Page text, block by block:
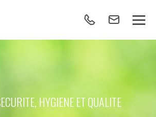
HYGIENE ET QUALITE